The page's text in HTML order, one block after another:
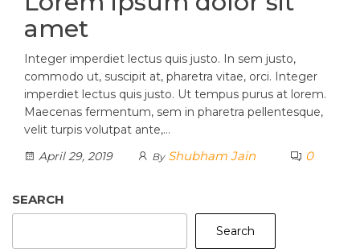
amet
Integer imperdiet lectus quis justo. In sem justo,
commodo ut, suscipit at, pharetra vitae, orci. Integer
imperdiet lectus quis justo. Ut tempus purus at lorem.
Maecenas fermentum, sem in pharetra pellentesque,
velit turpis volutpat ante,…
April 29, 2019
By Shubham Jain 0
SEARCH
Search